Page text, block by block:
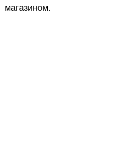
магазином.